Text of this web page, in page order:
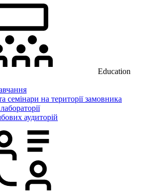
Education
семінари на території замовника
аудиторій